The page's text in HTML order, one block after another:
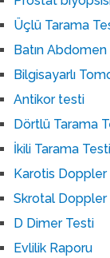
Üçlü Tarama
Batın Abdomen
Bilgisayarlı
Antikor testi
Dörtlü Tarama
İkili Tarama Testi
Karotis Doppler
Skrotal Doppler
D Dimer Testi
Evlilik Raporu